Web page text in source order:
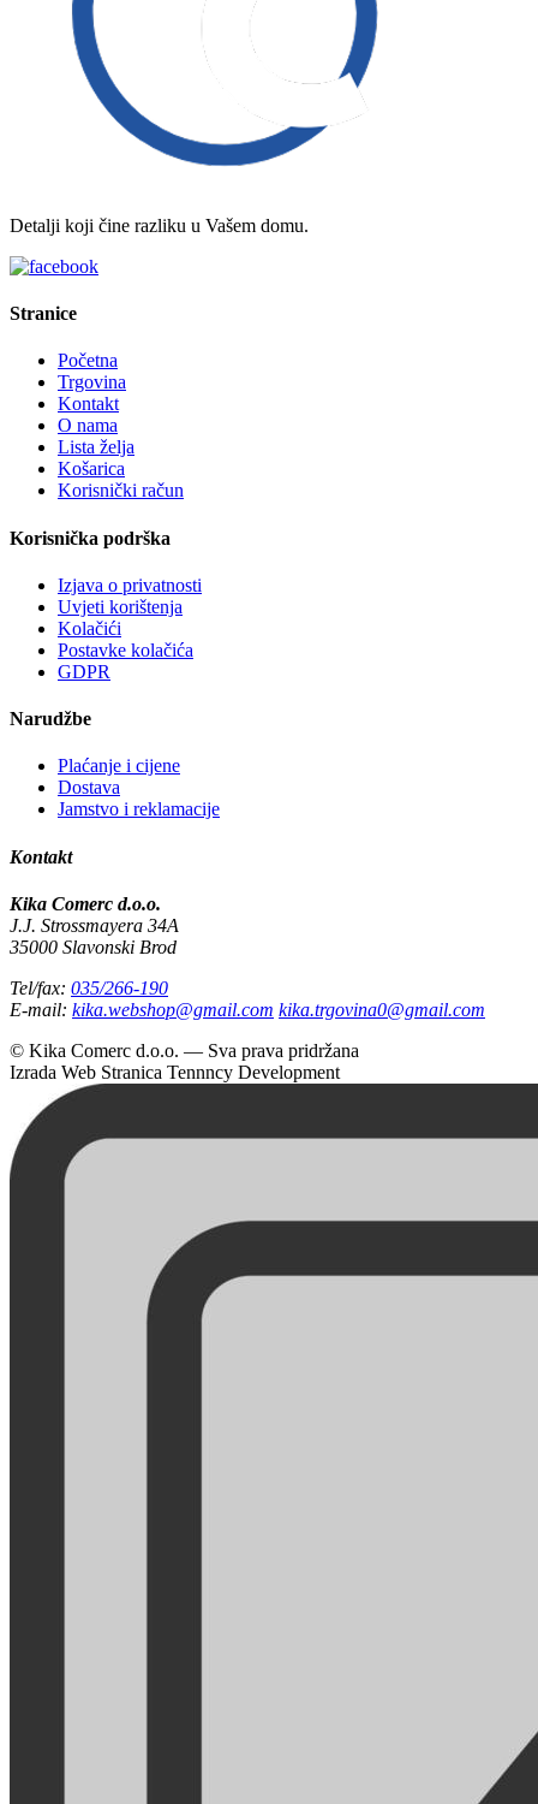
Detalji koji čine razliku u Vašem domu.
Stranice
Početna
Trgovina
Kontakt
O nama
Lista želja
Košarica
Korisnički račun
Korisnička podrška
Izjava o privatnosti
Uvjeti korištenja
Kolačići
Postavke kolačića
GDPR
Narudžbe
Plaćanje i cijene
Dostava
Jamstvo i reklamacije
Kontakt
Kika Comerc d.o.o.
J.J. Strossmayera 34A
35000 Slavonski Brod
Tel/fax: 035/266-190
E-mail: kika.webshop@gmail.com kika.trgovina0@gmail.com
© Kika Comerc d.o.o. — Sva prava pridržana
Izrada Web Stranica Tennncy Development